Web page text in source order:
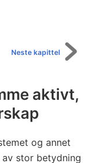
Neste kapittel
aktivt,
og annet
stor betydning